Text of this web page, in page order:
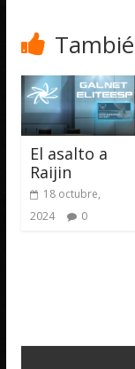
El asalto a
Raijin
18 octubre,
2024
0